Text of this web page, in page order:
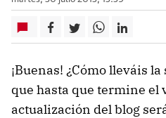
¡Buenas! ¿Cómo lleváis
que hasta que termine el
actualización del blog